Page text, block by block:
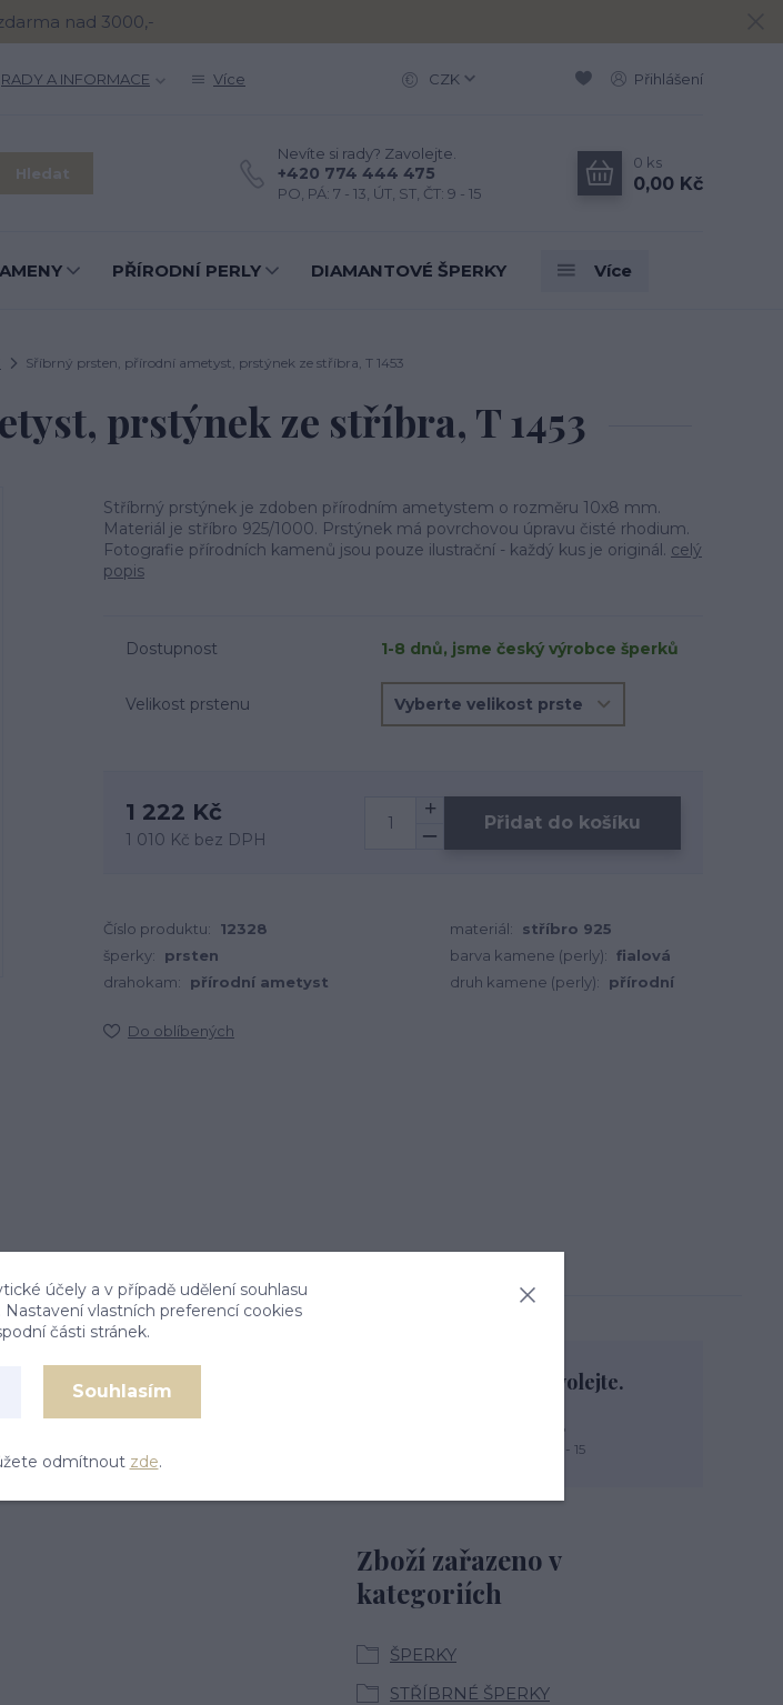
nad 3000,-
RADY A INFORMACE Více CZK Přihlášení
Hledat
Nevíte si rady? Zavolejte.
+420 774 444 475
PO, PÁ: 7 - 13, ÚT, ST, ČT: 9 - 15
0 ks
0,00 Kč
PŘÍRODNÍ PERLY DIAMANTOVÉ ŠPERKY Více
Sříbrný prsten, přírodní ametyst, prstýnek ze stříbra, T 1453
prstýnek ze stříbra, T 1453
Stříbrný prstýnek je zdoben přírodním ametystem o rozměru 10x8 mm.
Materiál je stříbro 925/1000. Prstýnek má povrchovou úpravu čisté rhodium.
Fotografie přírodních kamenů jsou pouze ilustrační - každý kus je originál. celý
popis
Dostupnost 1-8 dnů, jsme český výrobce šperků
Velikost prstenu
1 222 Kč
1 010 Kč bez DPH
Přidat do košíku
Číslo produktu: 12328 materiál:
stříbro 925
šperky:
prsten barva kamene (perly): fialová
drahokam:
přírodní ametyst druh kamene (perly): přírodní
Do oblíbených
je stříbro
Zboží zařazeno v
kategoriích
ŠPERKY
STŘÍBRNÉ ŠPERKY
Nevíte si rady? Zavolejte.
+420 774 444 475
PO, PÁ: 7 - 13, ÚT, ST, ČT: 9 - 15
účely a v případě udělení souhlasu
vlastních preferencí cookies
části stránek.
Souhlasím
odmítnout zde.